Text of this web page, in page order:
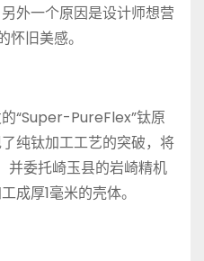
外一个原因是设计师想营
怀旧美感。
“Super-PureFlex”钛原
纯钛加工工艺的突破，将
并委托崎玉县的岩崎精机
成厚1毫米的壳体。